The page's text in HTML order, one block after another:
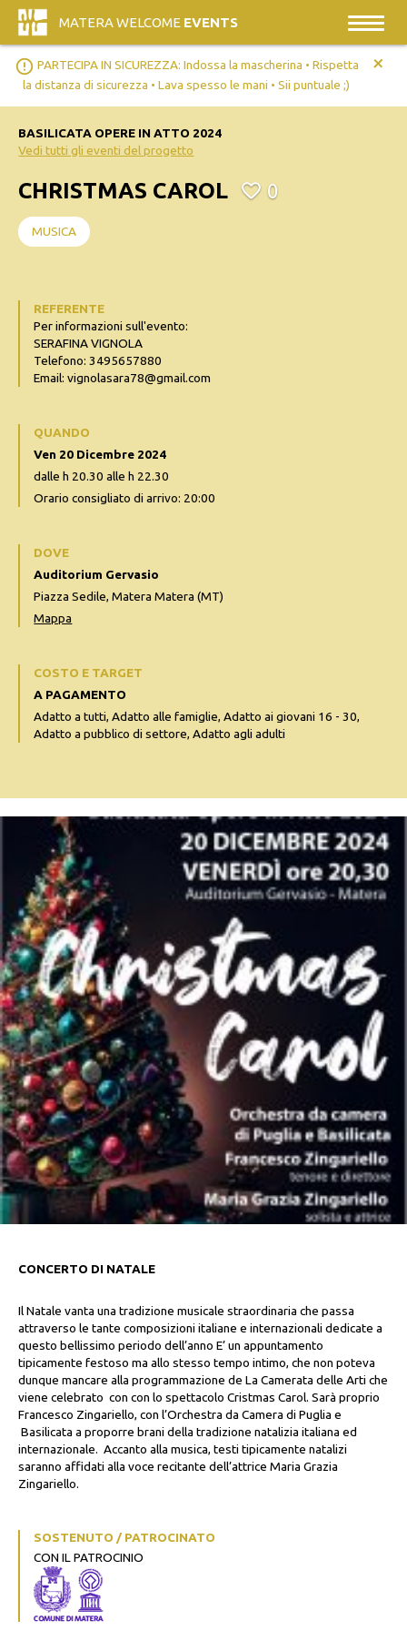
MATERA WELCOME EVENTS
error_outline PARTECIPA IN SICUREZZA: Indossa la mascherina • Rispetta
la distanza di sicurezza • Lava spesso le mani • Sii puntuale ;)
+
CONCERTO DI NATALE
Il Natale vanta una tradizione musicale straordinaria che passa
attraverso le tante composizioni italiane e internazionali dedicate a
questo bellissimo periodo dell’anno E’ un appuntamento
tipicamente festoso ma allo stesso tempo intimo, che non poteva
dunque mancare alla programmazione de La Camerata delle Arti che
viene celebrato con con lo spettacolo Cristmas Carol. Sarà proprio
Francesco Zingariello, con l’Orchestra da Camera di Puglia e
Basilicata a proporre brani della tradizione natalizia italiana ed
internazionale. Accanto alla musica, testi tipicamente natalizi
saranno affidati alla voce recitante dell’attrice Maria Grazia
Zingariello.
SOSTENUTO / PATROCINATO
CON IL PATROCINIO
BASILICATA OPERE IN ATTO 2024
Vedi tutti gli eventi del progetto
CHRISTMAS CAROL 0
MUSICA
REFERENTE
Per informazioni sull'evento:
SERAFINA VIGNOLA
Telefono: 3495657880
Email: vignolasara78@gmail.com
QUANDO
Ven 20 Dicembre 2024
dalle h 20.30 alle h 22.30
Orario consigliato di arrivo: 20:00
DOVE
Auditorium Gervasio
Piazza Sedile, Matera Matera (MT)
Mappa
COSTO E TARGET
A PAGAMENTO
Adatto a tutti, Adatto alle famiglie, Adatto ai giovani 16 - 30,
Adatto a pubblico di settore, Adatto agli adulti